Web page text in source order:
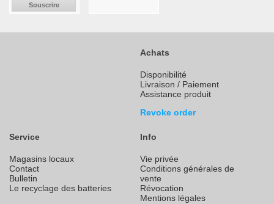
Souscrire
Achats
Disponibilité
Livraison / Paiement
Assistance produit
Revoke order
Service
Magasins locaux
Contact
Bulletin
Le recyclage des batteries
Info
Vie privée
Conditions générales de
vente
Révocation
Mentions légales